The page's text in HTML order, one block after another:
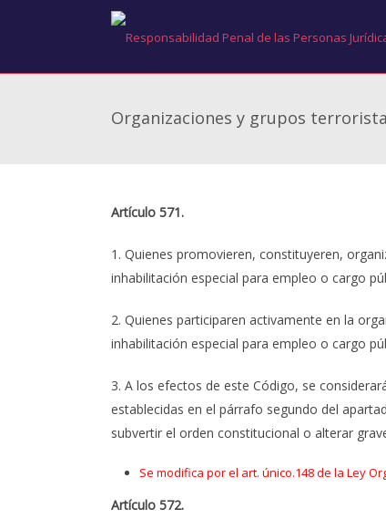
Organizaciones y grupos
Artículo 571.
1. Quienes promovieren, constituyeren,
inhabilitación especial para empleo o cargo
2. Quienes participaren activamente en la
inhabilitación especial para empleo o cargo
3. A los efectos de este Código, se
establecidas en el párrafo segundo del
subvertir el orden constitucional o alterar
Se modifica por el art. único.148 de la Ley
Artículo 572.